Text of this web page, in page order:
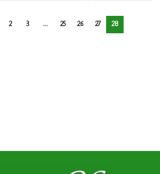
2 3 … 25 26 27 28